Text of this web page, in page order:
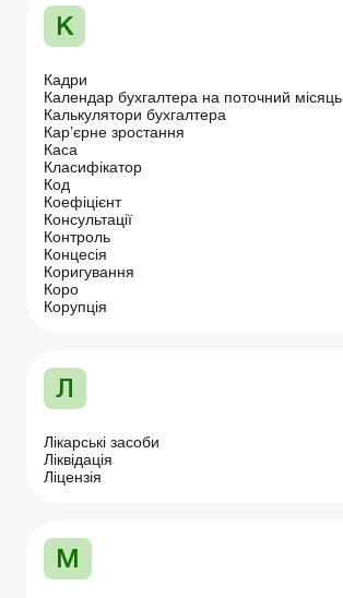
К
Кадри
Календар бухгалтера на поточний місяць
Калькулятори бухгалтера
Кар’єрне зростання
Каса
Класифікатор
Код
Коефіцієнт
Консультації
Контроль
Концесія
Коригування
Коро
Корупція
Л
Лікарські засоби
Ліквідація
Ліцензія
М